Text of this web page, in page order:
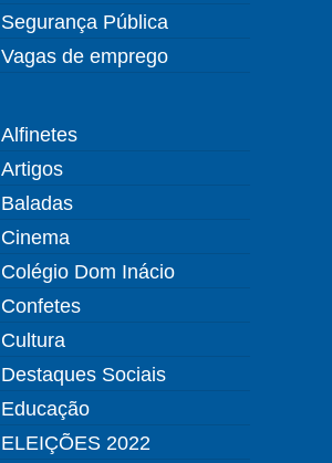
Segurança Pública
Vagas de emprego
Alfinetes
Artigos
Baladas
Cinema
Colégio Dom Inácio
Confetes
Cultura
Destaques Sociais
Educação
ELEIÇÕES 2022